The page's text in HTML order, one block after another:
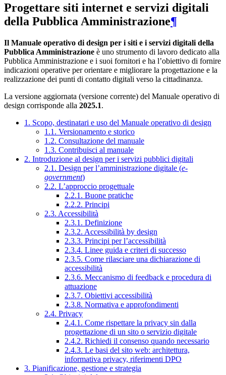
Progettare siti internet e servizi digitali
della Pubblica Amministrazione¶
Il Manuale operativo di design per i siti e i servizi digitali della
Pubblica Amministrazione è uno strumento di lavoro dedicato alla
Pubblica Amministrazione e i suoi fornitori e ha l’obiettivo di fornire
indicazioni operative per orientare e migliorare la progettazione e la
realizzazione dei punti di contatto digitali verso la cittadinanza.
La versione aggiornata (versione corrente) del Manuale operativo di
design corrisponde alla 2025.1.
1. Scopo, destinatari e uso del Manuale operativo di design
1.1. Versionamento e storico
1.2. Consultazione del manuale
1.3. Contribuisci al manuale
2. Introduzione al design per i servizi pubblici digitali
2.1. Design per l’amministrazione digitale (e-
government)
2.2. L’approccio progettuale
2.2.1. Buone pratiche
2.2.2. Principi
2.3. Accessibilità
2.3.1. Definizione
2.3.2. Accessibilità by design
2.3.3. Principi per l’accessibilità
2.3.4. Linee guida e criteri di successo
2.3.5. Come rilasciare una dichiarazione di
accessibilità
2.3.6. Meccanismo di feedback e procedura di
attuazione
2.3.7. Obiettivi accessibilità
2.3.8. Normativa e approfondimenti
2.4. Privacy
2.4.1. Come rispettare la privacy sin dalla
progettazione di un sito o servizio digitale
2.4.2. Richiedi il consenso quando necessario
2.4.3. Le basi del sito web: architettura,
informativa privacy, riferimenti DPO
3. Pianificazione, gestione e strategia